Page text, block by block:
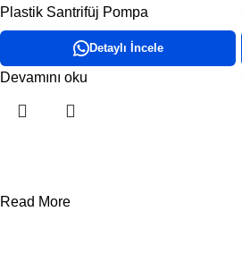
Plastik Santrifüj Pompa
Detaylı İncele
Devamını oku
Read More